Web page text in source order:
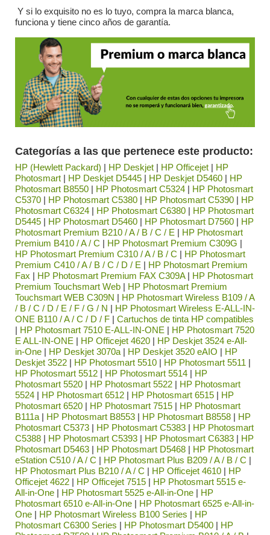
Y si lo exquisito no es lo tuyo, compra la marca blanca,
funciona y tiene cinco años de garantía.
Categorías a las que pertenece este producto:
HP (Hewlett Packard) | HP Deskjet | HP Officejet | HP
Photosmart | HP Deskjet D5445 | HP Deskjet D5460 | HP
Photosmart B8550 | HP Photosmart C5324 | HP Photosmart
C5370 | HP Photosmart C5380 | HP Photosmart C5390 | HP
Photosmart C6324 | HP Photosmart C6380 | HP Photosmart
D5445 | HP Photosmart D5460 | HP Photosmart D7560 | HP
Photosmart Premium B210 / A / B / C / E | HP Photosmart
Premium B410 / A / C | HP Photosmart Premium C309G |
HP Photosmart Premium C310 / A / B / C | HP Photosmart
Premium C410 / A / B / C / D / E | HP Photosmart Premium
Fax | HP Photosmart Premium FAX C309A| HP Photosmart
Premium Touchsmart Web | HP Photosmart Premium
Touchsmart WEB C309N | HP Photosmart Wireless B109 / A
/ B / C / D / E / F / G / N | HP Photosmart Wireless E-ALL-IN-
ONE B110 / A / C / D / F | Cartuchos de tinta HP compatibles
| HP Photosmart 7510 E-ALL-IN-ONE | HP Photosmart 7520
E ALL-IN-ONE | HP Officejet 4620 | HP Deskjet 3524 e-All-
in-One | HP Deskjet 3070a | HP Deskjet 3520 eAIO | HP
Deskjet 3522 | HP Photosmart 5510 | HP Photosmart 5511 |
HP Photosmart 5512 | HP Photosmart 5514 | HP
Photosmart 5520 | HP Photosmart 5522 | HP Photosmart
5524 | HP Photosmart 6512 | HP Photosmart 6515 | HP
Photosmart 6520 | HP Photosmart 7515 | HP Photosmart
B111a | HP Photosmart B8553 | HP Photosmart B8558 | HP
Photosmart C5373 | HP Photosmart C5383 | HP Photosmart
C5388 | HP Photosmart C5393 | HP Photosmart C6383 | HP
Photosmart D5463 | HP Photosmart D5468 | HP Photosmart
eStation C510 / A / C | HP Photosmart Plus B209 / A / B / C |
HP Photosmart Plus B210 / A / C | HP Officejet 4610 | HP
Officejet 4622 | HP Officejet 7515 | HP Photosmart 5515 e-
All-in-One | HP Photosmart 5525 e-All-in-One | HP
Photosmart 6510 e-All-in-One | HP Photosmart 6525 e-All-in-
One | HP Photosmart Wireless B100 Series | HP
Photosmart C6300 Series | HP Photosmart D5400 | HP